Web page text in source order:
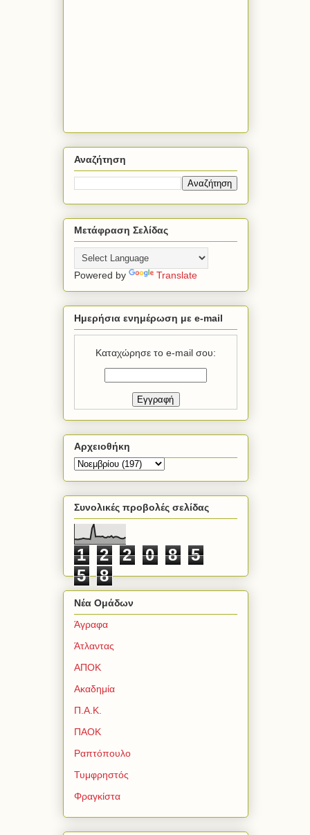
Αναζήτηση
Μετάφραση Σελίδας
Powered by Translate
Ημερήσια ενημέρωση με e-mail
Καταχώρησε το e-mail σου:
Αρχειοθήκη
Συνολικές προβολές σελίδας
1 2 2 0 8
5
5
8
Νέα Ομάδων
Άγραφα
Άτλαντας
ΑΠΟΚ
Ακαδημία
Π.Α.Κ.
ΠΑΟΚ
Ραπτόπουλο
Τυμφρηστός
Φραγκίστα